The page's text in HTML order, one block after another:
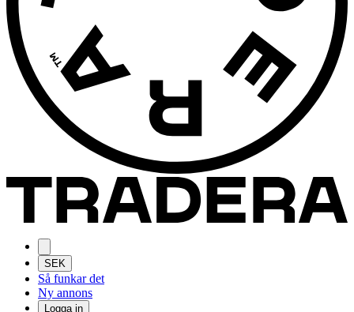
SEK
Så funkar det
Ny annons
Logga in